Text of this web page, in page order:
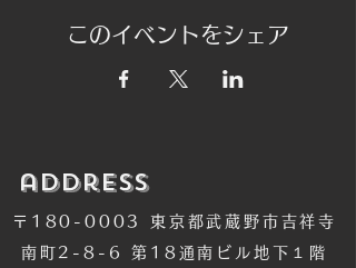
このイベントをシェア
​address
〒180-0003 東京都武蔵野市吉祥寺
南町2-8-6 第18通南ビル地下１階